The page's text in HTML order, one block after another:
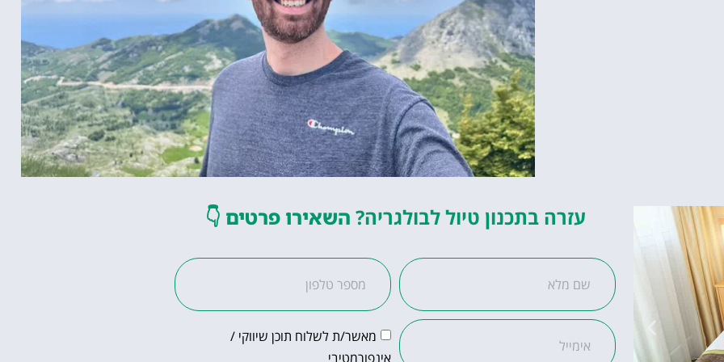
עזרה בתכנון טיול לבולגריה? השאירו פרטים 👇
מאשר/ת לשלוח תוכן שיווקי /
אינפורמטיבי